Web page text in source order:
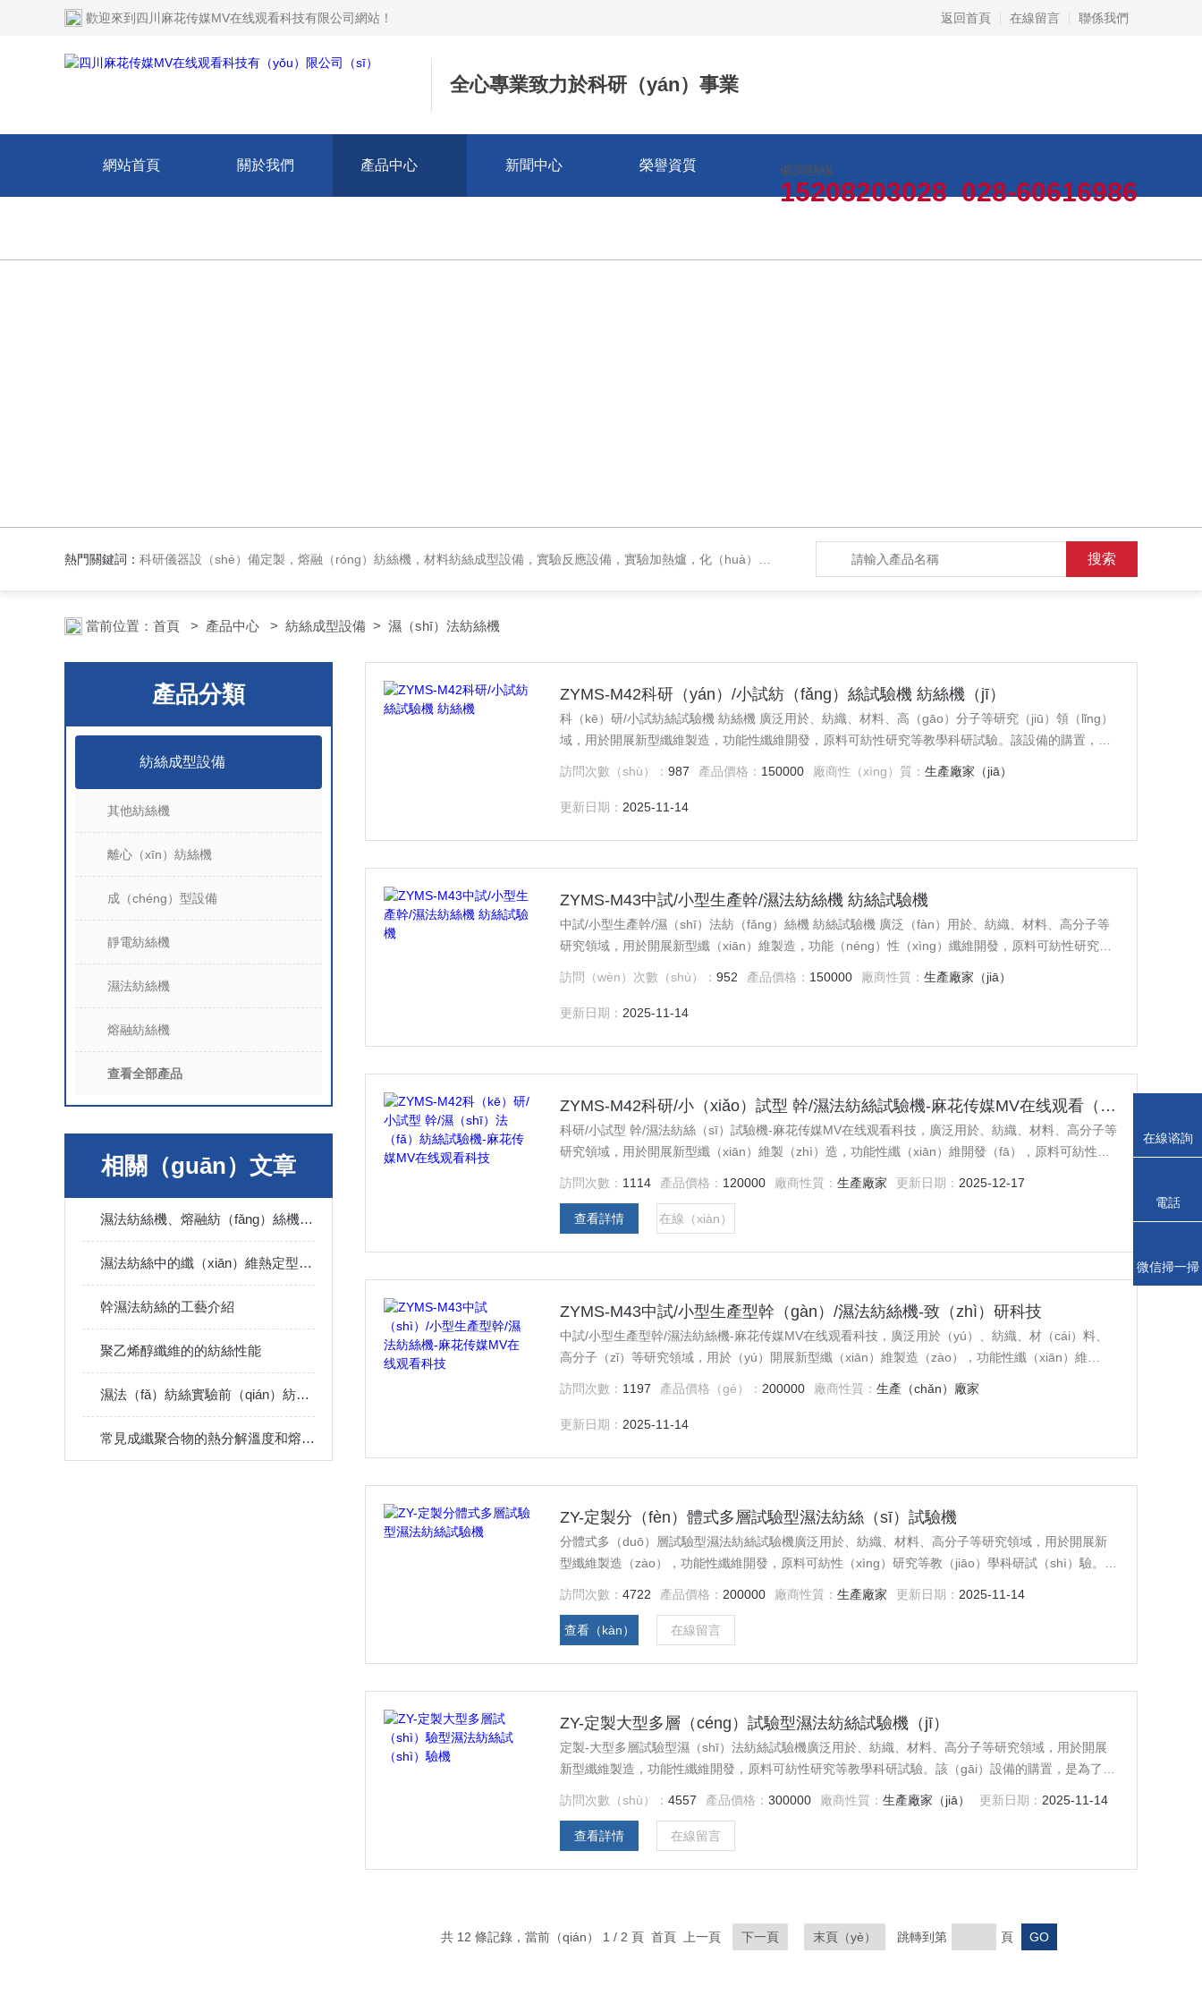
歡迎來到 四川麻花传媒MV在线观看科技有限公司網站 ！ 返回首頁 在線留言 聯係我們
全心專業致力於科研（yán）事業
谘詢熱線
15208203028 028-60616986
網站首頁 關於我們 產品中心 新聞中心 榮譽資質
熱門關鍵詞： 科研儀器設（shè）備定製，熔融（róng）紡絲機，材料紡絲成型設備，實驗反應設備，實驗加熱爐，化（huà）工試驗裝置，材料檢測類設備，配電與（yǔ）節（jiē）能項（xiàng）目，機械設計加工，實驗室（shì）儀器（qì）耗材（cái），通用儀器（qì）設備
當前位置： 首頁 > 產品中心 > 紡絲成型設備 > 濕（shī）法紡絲機
產品分類
紡絲成型設備
其他紡絲機
離心（xīn）紡絲機
成（chéng）型設備
靜電紡絲機
濕法紡絲機
熔融紡絲機
查看全部產品
相關（guān）文章
濕法紡絲機、熔融紡（fǎng）絲機（jī）和靜電紡絲機（jī）的主要說明
濕法紡絲中的纖（xiān）維熱定型原理
幹濕法紡絲的工藝介紹
聚乙烯醇纖維的的紡絲性能
濕法（fǎ）紡絲實驗前（qián）紡絲溶液的製備——四川麻花传媒MV在线观看科技
常見成纖聚合物的熱分解溫度和熔點及適合（hé）的紡（fǎng）絲工藝
ZYMS-M42科研（yán）/小試紡（fǎng）絲試驗機 紡絲機（jī）
科（kē）研/小試紡絲試驗機 紡絲機 廣泛用於、紡織、材料、高（gāo）分子等研究（jiū）領（lǐng）
域，用於開展新型纖維製造，功能性纖維開發，原料可紡性研究等教學科研試驗。該設備的購置，是
直（zhí）接用於紡織相關專業的本科教學（xué）研究（jiū）工作，可開出一批新的（de）設計性和
綜合性（xìng）實驗，同時（shí）又可用於紡織專業研究生課題（tí）實驗和（hé）學生創新性研究
訪問次數（shù）：987 產品價格： 150000 廠商性（xìng）質：生產廠家（jiā）
更新日期： 2025-11-14
查（chá）看
詳情
在線留言
ZYMS-M43中試/小型生產幹/濕法紡絲機 紡絲試驗機
中試/小型生產幹/濕（shī）法紡（fǎng）絲機 紡絲試驗機 廣泛（fàn）用於、紡織、材料、高分子等
研究領域，用於開展新型纖（xiān）維製造，功能（néng）性（xìng）纖維開發，原料可紡性研究等
學、研合作的需要，設備購置將直接用於紡織相關專業的本科教學研究工作，可開出一（yī）批新的
（de）設（shè）計性和綜合（hé）性實驗，同時又可用於紡織專業研究生課題實驗和（hé）學
訪問（wèn）次數（shù）：952 產品價格： 150000 廠商性質：生產廠家（jiā）
更新日期： 2025-11-14
查（chá）看
詳情
在線留言
ZYMS-M42科研/小（xiǎo）試型 幹/濕法紡絲試驗機-麻花传媒MV在线观看（yán）科技
科研/小試型 幹/濕法紡絲（sī）試驗機-麻花传媒MV在线观看科技，廣泛用於、紡織、材料、高分子等
研究領域，用於開展新型纖（xiān）維製（zhì）造，功能性纖（xiān）維開發（fā），原料可紡性研
訪問次數： 1114 產品價格： 120000 廠商性質：生產廠家 更新日期： 2025-12-17
查看詳情
在線（xiàn）
ZYMS-M43中試/小型生產型幹（gàn）/濕法紡絲機-致（zhì）研科技
中試/小型生產型幹/濕法紡絲機-麻花传媒MV在线观看科技，廣泛用於（yú）、紡織、材（cái）料、
高分子（zǐ）等研究領域，用於（yú）開展新型纖（xiān）維製造（zào），功能性纖（xiān）維
了（le）滿足（zú）學院人才培養，提高科研水平以及開展產、學、研合作的（de）需要（yào），
設備購置將直接用於（yú）紡織相關專業的（de）本科教學研究工作
訪問次數： 1197 產品價格（gé）： 200000 廠商性質：生產（chǎn）廠家
更新日期： 2025-11-14
查看詳情
在線（xiàn）
留言
ZY-定製分（fèn）體式多層試驗型濕法紡絲（sī）試驗機
分體式多（duō）層試驗型濕法紡絲試驗機廣泛用於、紡織、材料、高分子等研究領域，用於開展新
型纖維製造（zào），功能性纖維開發，原料可紡性（xìng）研究等教（jiāo）學科研試（shì）驗。該
究工作，可開出一批新的設計性和綜（zōng）合性實驗，同時又可用於紡織專業研究生課題實驗
（yàn）和（hé）學生創新性研（yán）究。
訪問次數：4722 產品價格： 200000 廠商性質：生產廠家 更新日期： 2025-11-14
查看（kàn）
在線留言
ZY-定製大型多層（céng）試驗型濕法紡絲試驗機（jī）
定製-大型多層試驗型濕（shī）法紡絲試驗機廣泛用於、紡織、材料、高分子等研究領域，用於開展
新型纖維製造，功能性纖維開發，原料可紡性研究等教學科研試驗。該（gāi）設備的購置，是為了滿
相關專業的本科教（jiāo）學研究工作，可開出一批新的設計性和綜合性實驗，同時又可用於紡織專業
研究生課題實驗和學生（shēng）創新性研究。
訪問次數（shù）：4557 產品價格：300000 廠商性質：生產廠家（jiā） 更新日期： 2025-11-14
查看詳情 在線留言
共 12 條記錄，當前（qián） 1 / 2 頁 首頁 上一頁 下一頁 末頁（yè） 跳轉到第 頁
在線谘詢
（xún）
電話
微信掃一掃
（sǎo）